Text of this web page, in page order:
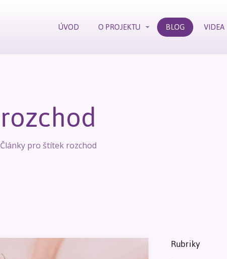
ÚVOD O PROJEKTU BLOG VIDEA
rozchod
Články pro štítek rozchod
Rubriky